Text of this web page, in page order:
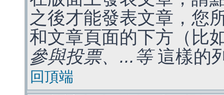
之後才能發表文章，您
和文章頁面的下方（比
參與投票、...等這樣的
回頂端